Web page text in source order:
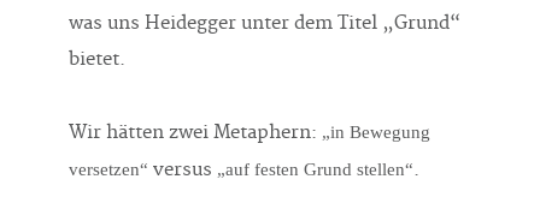
was uns Heidegger unter dem Titel „Grund“
bietet.
Wir hätten zwei Metaphern: „in Bewegung
versetzen“ versus „auf festen Grund stellen“.